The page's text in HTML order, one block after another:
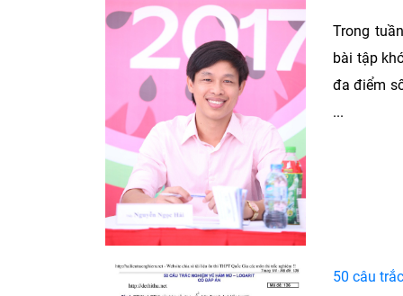
Trong
bài tập
đa điểm
...
50 câu